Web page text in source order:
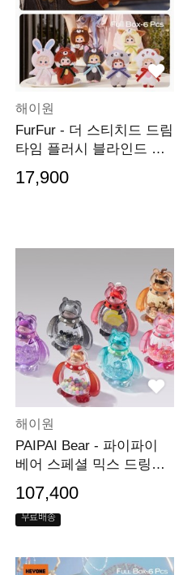
해이원
FurFur - 더 스티치드 드림
타임 플러시 블라인드 박
17,900
해이원
PAIPAI Bear - 파이파이
베어 스페셜 믹스 드링크
107,400
무료배송